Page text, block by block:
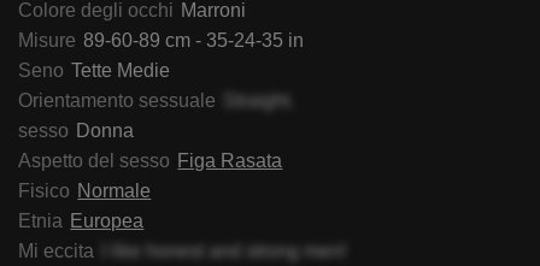
Colore degli occhi Marroni
Misure 89-60-89 cm - 35-24-35 in
Seno Tette Medie
Orientamento sessuale
Straight.
sesso Donna
Aspetto del sesso Figa Rasata
Fisico Normale
Etnia Europea
Mi eccita
I like honest and strong men!